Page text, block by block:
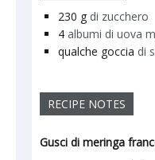
230 g di zucchero
4 albumi di uova
qualche goccia di
RECIPE NOTES
Gusci di meringa